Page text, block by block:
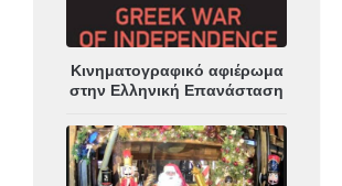
Κινηματογραφικό αφιέρωμα
στην Ελληνική Επανάσταση